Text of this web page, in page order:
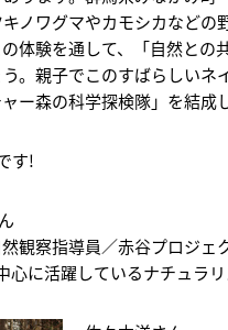
ノワグマやカモシカなどの
体験を通して、「自然との
。親子でこのすばらしい
ー森の科学探検隊」を結成し
す!
然観察指導員／赤谷プロジ
心に活躍しているナチュラ